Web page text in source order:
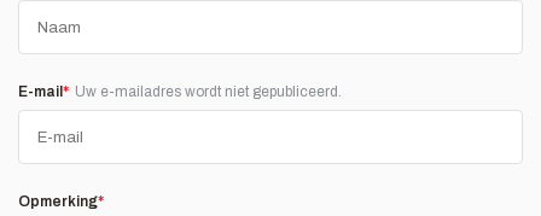
E-mail * Uw e-mailadres wordt niet gepubliceerd.
Opmerking*